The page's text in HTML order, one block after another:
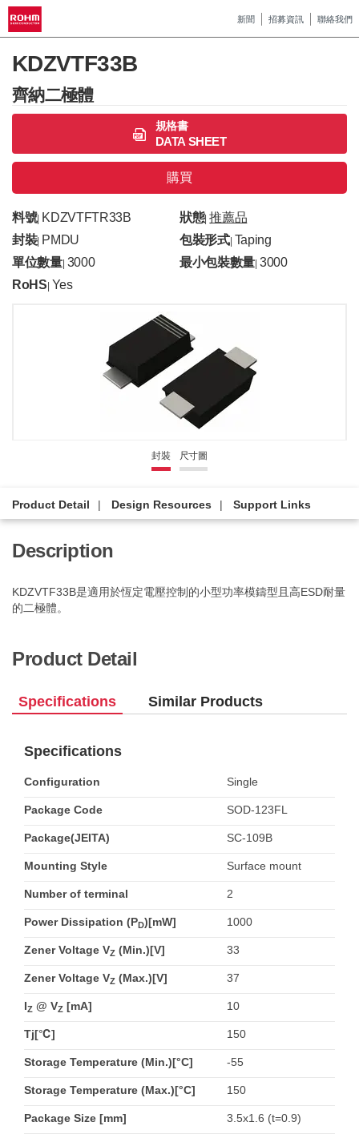
新聞 招募資訊 聯絡我們
KDZVTF33B
齊納二極體
規格書
DATA SHEET
購買
料號| KDZVTFTR33B 狀態|推薦品
封裝| PMDU 包裝形式| Taping
單位數量| 3000 最小包裝數量 |3000
RoHS Yes
封裝 尺寸圖
Product Detail Design Resources Support Links
Description
KDZVTF33B是適用於恆定電壓控制的小型功率模鑄型且高ESD耐量
的二極體。
Product Detail
Specifications Similar Products
Specifications
Configuration Single
Package Code SOD-123FL
Package(JEITA) SC-109B
Mounting Style Surface mount
Number of terminal 2
Power Dissipation (PD)[mW] 1000
Zener Voltage VZ (Min.)[V] 33
Zener Voltage VZ (Max.)[V] 37
IZ @ VZ [mA] 10
Tj[℃] 150
Storage Temperature (Min.)[°C] -55
Storage Temperature (Max.)[°C] 150
Package Size [mm] 3.5x1.6 (t=0.9)